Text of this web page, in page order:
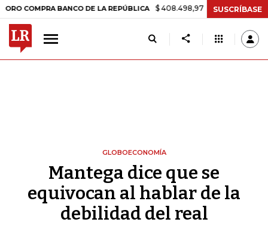
BANCO DE LA REPÚBLICA $ 408.498,97 +$ 8.753,81 +2,19%
SUSCRÍBASE
GLOBOECONOMÍA
Mantega dice que se
equivocan al hablar de la
debilidad del real